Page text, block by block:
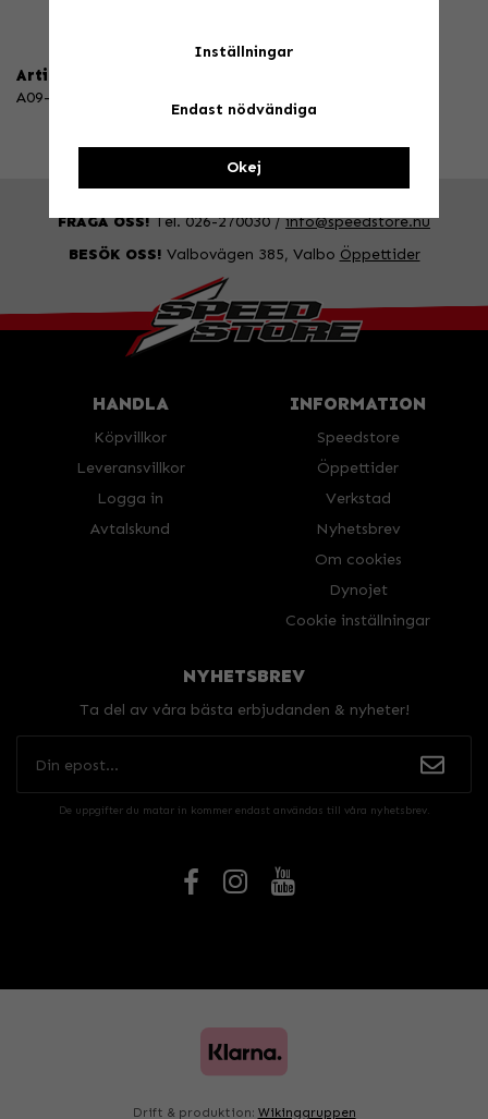
Artikelnummer:
A09-24D2-A04-31
FRÅGA OSS!Tel. 026-270030 /info@speedstore.nu
BESÖK OSS! Valbovägen 385, Valbo Öppettider
HANDLA
Köpvillkor
Leveransvillkor
Logga in
Avtalskund
INFORMATION
Speedstore
Öppettider
Verkstad
Nyhetsbrev
Om cookies
Dynojet
Cookie inställningar
NYHETSBREV
Ta del av våra bästa erbjudanden & nyheter!
De uppgifter du matar in kommer endast användas till våra nyhetsbrev.
Drift & produktion: Wikinggruppen
Inställningar
Endast nödvändiga
Okej